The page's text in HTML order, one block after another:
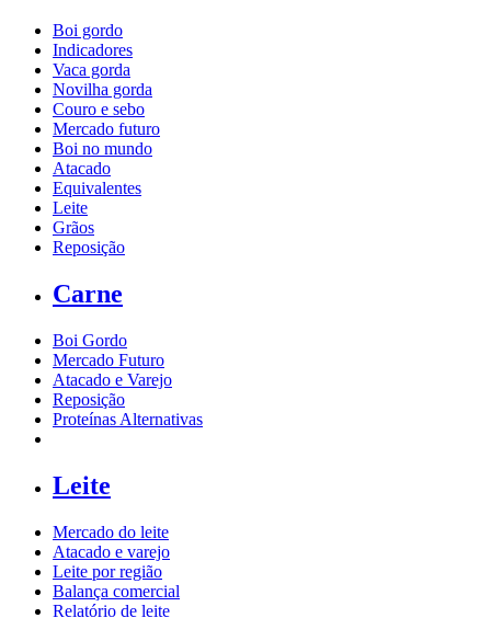
Boi gordo
Indicadores
Vaca gorda
Novilha gorda
Couro e sebo
Mercado futuro
Boi no mundo
Atacado
Equivalentes
Leite
Grãos
Reposição
Carne
Boi Gordo
Mercado Futuro
Atacado e Varejo
Reposição
Proteínas Alternativas
Leite
Mercado do leite
Atacado e varejo
Leite por região
Balança comercial
Relatório de leite